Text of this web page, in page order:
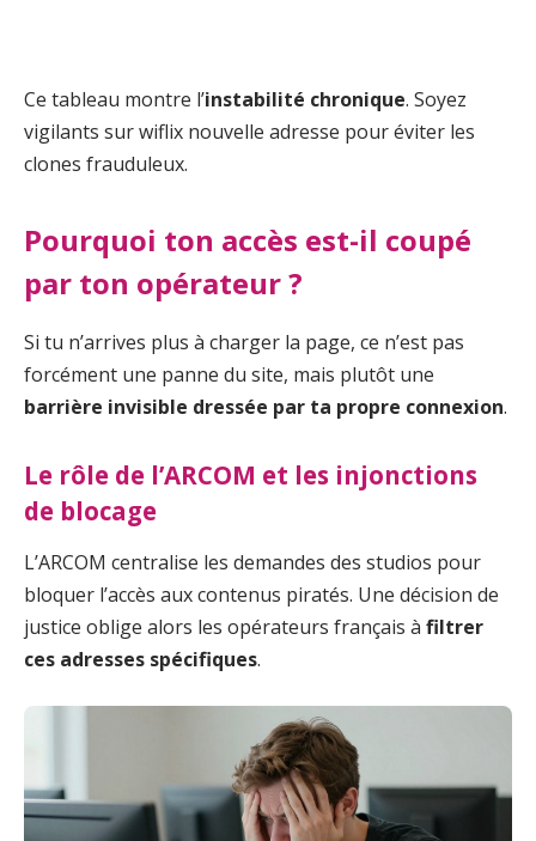
Ce tableau montre l’instabilité chronique. Soyez
vigilants sur wiflix nouvelle adresse pour éviter les
clones frauduleux.
Pourquoi ton accès est-il coupé
par ton opérateur ?
Si tu n’arrives plus à charger la page, ce n’est pas
forcément une panne du site, mais plutôt une
barrière invisible dressée par ta propre connexion.
Le rôle de l’ARCOM et les injonctions
de blocage
L’ARCOM centralise les demandes des studios pour
bloquer l’accès aux contenus piratés. Une décision de
justice oblige alors les opérateurs français à filtrer
ces adresses spécifiques.